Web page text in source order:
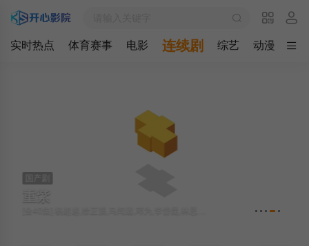
实时热点 体育赛事 电影 连续剧 综艺 动漫 最
国产剧
重紫